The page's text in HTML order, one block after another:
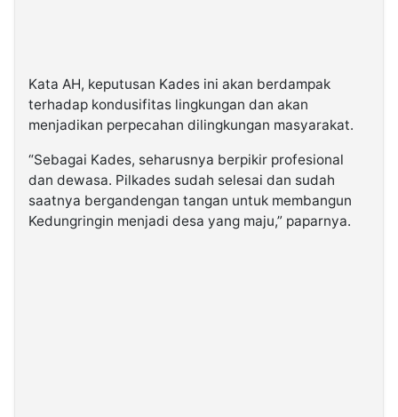
Kata AH, keputusan Kades ini akan berdampak
terhadap kondusifitas lingkungan dan akan
menjadikan perpecahan dilingkungan masyarakat.
“Sebagai Kades, seharusnya berpikir profesional
dan dewasa. Pilkades sudah selesai dan sudah
saatnya bergandengan tangan untuk membangun
Kedungringin menjadi desa yang maju,” paparnya.